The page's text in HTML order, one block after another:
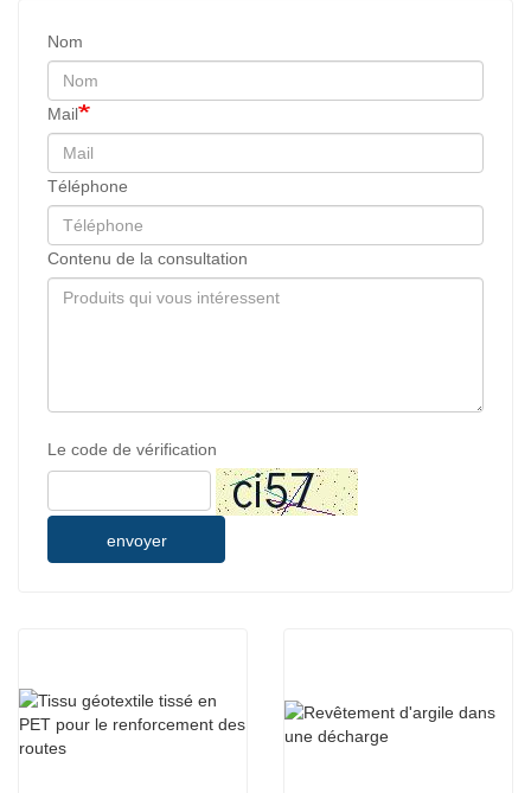
Nom
Mail
Téléphone
Contenu de la consultation
Le code de vérification
envoyer